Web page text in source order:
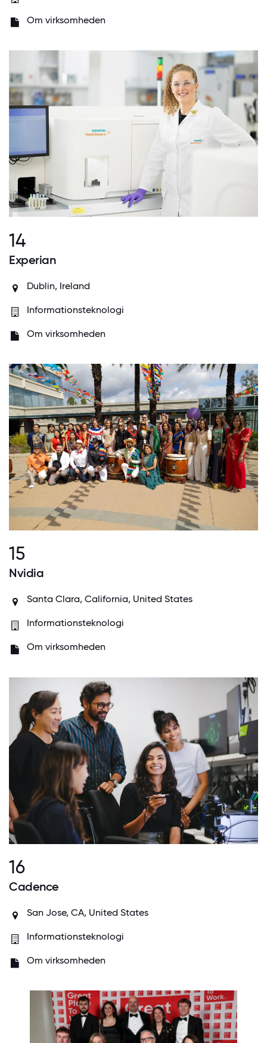
Om virksomheden
14
Experian
Dublin, Ireland
Informationsteknologi
Om virksomheden
15
Nvidia
Santa Clara, California, United States
Informationsteknologi
Om virksomheden
16
Cadence
San Jose, CA, United States
Informationsteknologi
Om virksomheden